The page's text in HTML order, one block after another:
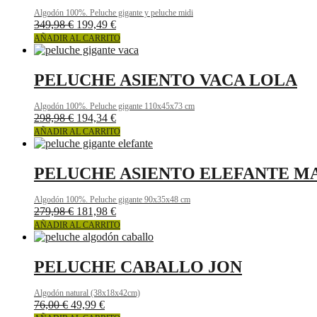
Algodón 100%. Peluche gigante y peluche midi
349,98€ 199,49 €
AÑADIR AL CARRITO
PELUCHE ASIENTO VACA LOLA
Algodón 100%. Peluche gigante 110x45x73 cm
298,98€ 194,34 €
AÑADIR AL CARRITO
PELUCHE ASIENTO ELEFANTE
Algodón 100%. Peluche gigante 90x35x48 cm
279,98€ 181,98 €
AÑADIR AL CARRITO
PELUCHE CABALLO JON
Algodón natural (38x18x42cm)
76,00€ 49,99 €